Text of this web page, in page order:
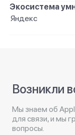
Экосистема
Яндекс
Возникли
Мы знаем об
для связи, и мы
вопросы.